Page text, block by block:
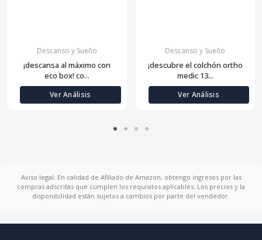
Descanso y Sueño
¡descansa al máximo con
eco box! co...
Ver Análisis
Descanso y Sueño
¡descubre el colchón ortho
medic 13...
Ver Análisis
Aviso legal: En calidad de Afiliado de Amazon, obtengo ingresos por las
compras adscritas que cumplen los requisitos aplicables. Los precios y la
disponibilidad están sujetos a cambios por parte del vendedor.